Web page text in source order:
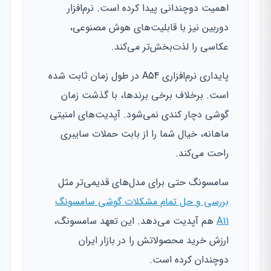
اهمیت دوچندانی پیدا کرده است. نرم‌افزار
دوربین نیز با قابلیت‌های هوش مصنوعی،
عکاسی را لذت‌بخش‌تر می‌کند.
پایداری نرم‌افزاری A54 در طول زمان ثابت شده
است. برخلاف برخی برندها، با گذشت زمان
گوشی دچار کندی نمی‌شود. آپدیت‌های امنیتی
ماهانه، خیال شما را از بابت حملات سایبری
راحت می‌کند.
سامسونگ حتی برای مدل‌های قدیمی‌تر مثل
بررسی و حل تمام مشکلات گوشی سامسونگ
A11 هم آپدیت می‌دهد. این تعهد سامسونگ،
ارزش خرید محصولاتش را در بازار ایران
دوچندان کرده است.